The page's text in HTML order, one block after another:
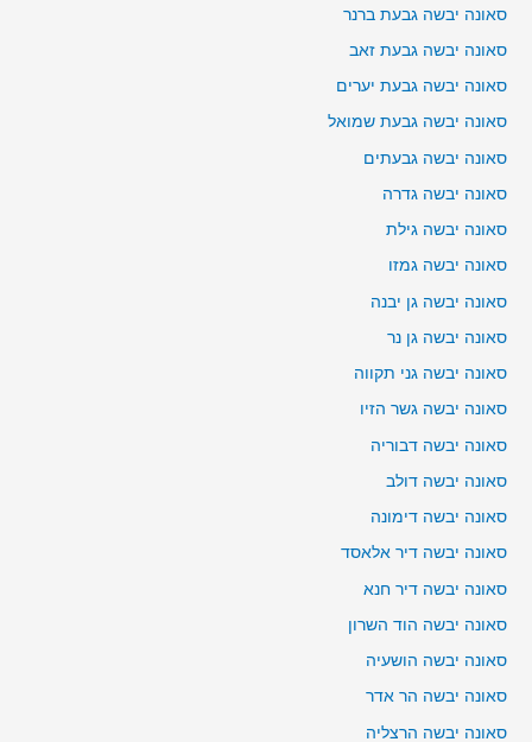
סאונה יבשה גבעת ברנר
סאונה יבשה גבעת זאב
סאונה יבשה גבעת יערים
סאונה יבשה גבעת שמואל
סאונה יבשה גבעתים
סאונה יבשה גדרה
סאונה יבשה גילת
סאונה יבשה גמזו
סאונה יבשה גן יבנה
סאונה יבשה גן נר
סאונה יבשה גני תקווה
סאונה יבשה גשר הזיו
סאונה יבשה דבוריה
סאונה יבשה דולב
סאונה יבשה דימונה
סאונה יבשה דיר אלאסד
סאונה יבשה דיר חנא
סאונה יבשה הוד השרון
סאונה יבשה הושעיה
סאונה יבשה הר אדר
סאונה יבשה הרצליה